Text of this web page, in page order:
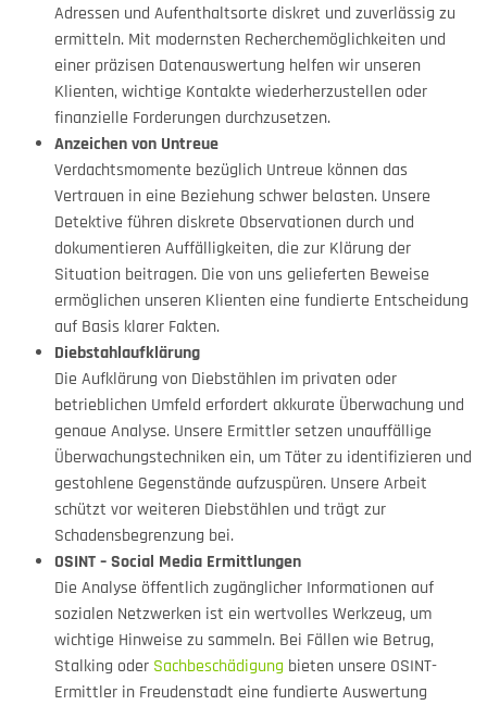
Adressen und Aufenthaltsorte diskret und zuverlässig zu
ermitteln. Mit modernsten Recherchemöglichkeiten und
einer präzisen Datenauswertung helfen wir unseren
Klienten, wichtige Kontakte wiederherzustellen oder
finanzielle Forderungen durchzusetzen.
Anzeichen von Untreue
Verdachtsmomente bezüglich Untreue können das
Vertrauen in eine Beziehung schwer belasten. Unsere
Detektive führen diskrete Observationen durch und
dokumentieren Auffälligkeiten, die zur Klärung der
Situation beitragen. Die von uns gelieferten Beweise
ermöglichen unseren Klienten eine fundierte Entscheidung
auf Basis klarer Fakten.
Diebstahlaufklärung
Die Aufklärung von Diebstählen im privaten oder
betrieblichen Umfeld erfordert akkurate Überwachung und
genaue Analyse. Unsere Ermittler setzen unauffällige
Überwachungstechniken ein, um Täter zu identifizieren und
gestohlene Gegenstände aufzuspüren. Unsere Arbeit
schützt vor weiteren Diebstählen und trägt zur
Schadensbegrenzung bei.
OSINT – Social Media Ermittlungen
Die Analyse öffentlich zugänglicher Informationen auf
sozialen Netzwerken ist ein wertvolles Werkzeug, um
wichtige Hinweise zu sammeln. Bei Fällen wie Betrug,
Stalking oder Sachbeschädigung bieten unsere OSINT-
Ermittler in Freudenstadt eine fundierte Auswertung